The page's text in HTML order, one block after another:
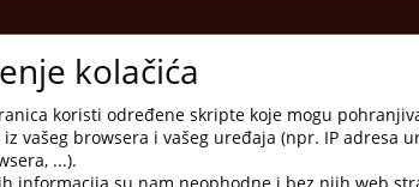
Luka
kolačića
koristi određene skripte koje mogu
vašeg browsera i vašeg uređaja (npr. IP adresa
...).
informacija su nam neophodne i bez njih web